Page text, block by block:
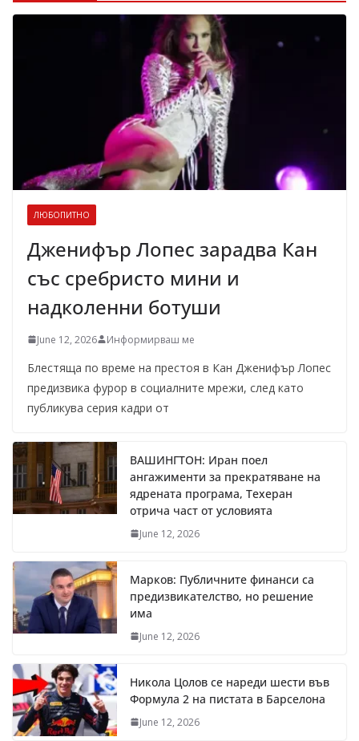
ЛЮБОПИТНО
Дженифър Лопес зарадва Кан
със сребристо мини и
надколенни ботуши
June 12, 2026 Информирваш ме
Блестяща по време на престоя в Кан Дженифър Лопес
предизвика фурор в социалните мрежи, след като
публикува серия кадри от
ВАШИНГТОН: Иран поел
ангажименти за прекратяване на
ядрената програма, Техеран
отрича част от условията
June 12, 2026
Марков: Публичните финанси са
предизвикателство, но решение
има
June 12, 2026
Никола Цолов се нареди шести във
Формула 2 на пистата в Барселона
June 12, 2026